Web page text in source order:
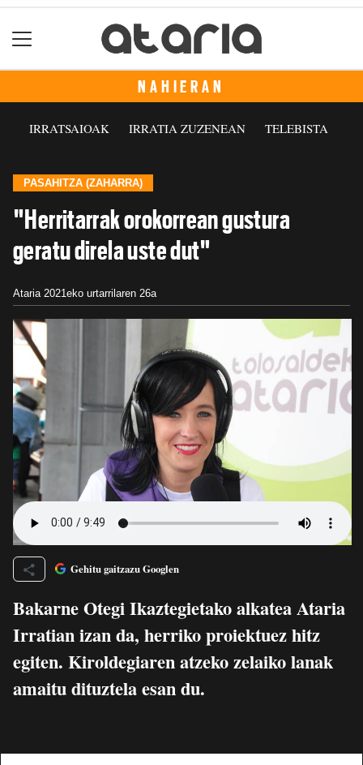
NAHIERAN
IRRATSAIOAK IRRATIA ZUZENEAN TELEBISTA
PASAHITZA (ZAHARRA)
"Herritarrak orokorrean gustura
geratu direla uste dut"
Ataria 2021eko urtarrilaren 26a
Gehitu gaitzazu Googlen
Bakarne Otegi Ikaztegietako alkatea Ataria
Irratian izan da, herriko proiektuez hitz
egiten. Kiroldegiaren atzeko zelaiko lanak
amaitu dituztela esan du.